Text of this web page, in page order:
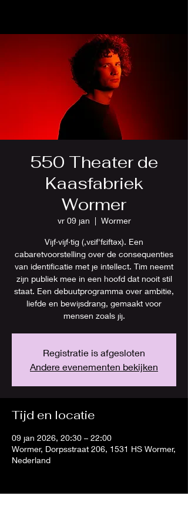
550 Theater de
Kaasfabriek
Wormer
vr 09 jan
  |
Wormer
Vijf·vijf·tig (,vɛif'fɛiftəx). Een
cabaretvoorstelling over de consequenties
van identificatie met je intellect. Tim neemt
zijn publiek mee in een hoofd dat nooit stil
staat. Een debuutprogramma over ambitie,
liefde en bewijsdrang, gemaakt voor
mensen zoals jij.
Registratie is afgesloten
Andere evenementen bekijken
Tijd en locatie
09 jan 2026, 20:30 – 22:00
Wormer, Dorpsstraat 206, 1531 HS Wormer,
Nederland